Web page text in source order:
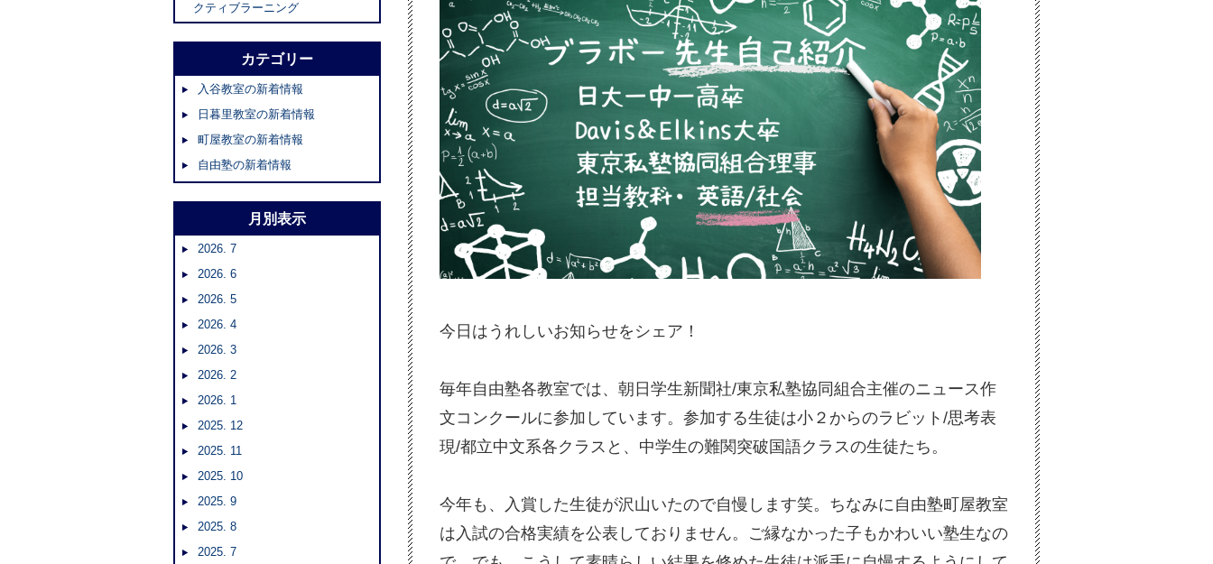
今日はうれしいお知らせをシェア！
毎年自由塾各教室では、朝日学生新聞社/東京私塾協同組合主催のニュース作
文コンクールに参加しています。参加する生徒は小２からのラビット/思考表
現/都立中文系各クラスと、中学生の難関突破国語クラスの生徒たち。
今年も、入賞した生徒が沢山いたので自慢します笑。ちなみに自由塾町屋教室
は入試の合格実績を公表しておりません。ご縁なかった子もかわいい塾生なの
クティブラーニング
カテゴリー
入谷教室の新着情報
日暮里教室の新着情報
町屋教室の新着情報
自由塾の新着情報
月別表示
2026. 7
2026. 6
2026. 5
2026. 4
2026. 3
2026. 2
2026. 1
2025. 12
2025. 11
2025. 10
2025. 9
2025. 8
2025. 7